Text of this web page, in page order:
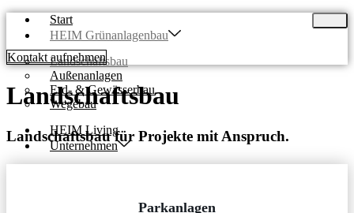
Start
HEIM Grünanlagenbau
Landschaftsbau
Außenanlagen
Erd- & Gewässerbau
Wegebau
HEIM Living
Unternehmen
Kontakt aufnehmen
Landschaftsbau
Landschaftsbaufür Projekte mit Anspruch.
Parkanlagen